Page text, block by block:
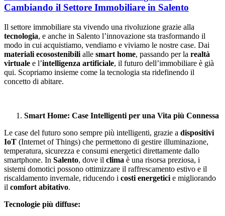
Cambiando il Settore Immobiliare in Salento
Il settore immobiliare sta vivendo una rivoluzione grazie alla
tecnologia, e anche in Salento l’innovazione sta trasformando il
modo in cui acquistiamo, vendiamo e viviamo le nostre case. Dai
materiali ecosostenibili alle smart home, passando per la realtà
virtuale e l’intelligenza artificiale, il futuro dell’immobiliare è già
qui. Scopriamo insieme come la tecnologia sta ridefinendo il
concetto di abitare.
Smart Home: Case Intelligenti per una Vita più Connessa
Le case del futuro sono sempre più intelligenti, grazie a dispositivi
IoT (Internet of Things) che permettono di gestire illuminazione,
temperatura, sicurezza e consumi energetici direttamente dallo
smartphone. In Salento, dove il clima è una risorsa preziosa, i
sistemi domotici possono ottimizzare il raffrescamento estivo e il
riscaldamento invernale, riducendo i costi energetici e migliorando
il comfort abitativo.
Tecnologie più diffuse: